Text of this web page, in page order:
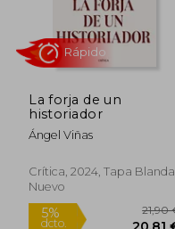
La forja de un
historiador
Ángel Viñas
Crítica, 2024, Tapa Blanda,
Nuevo